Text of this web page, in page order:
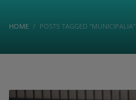
HOME POSTS TAGGED "MUNICIPALIA"